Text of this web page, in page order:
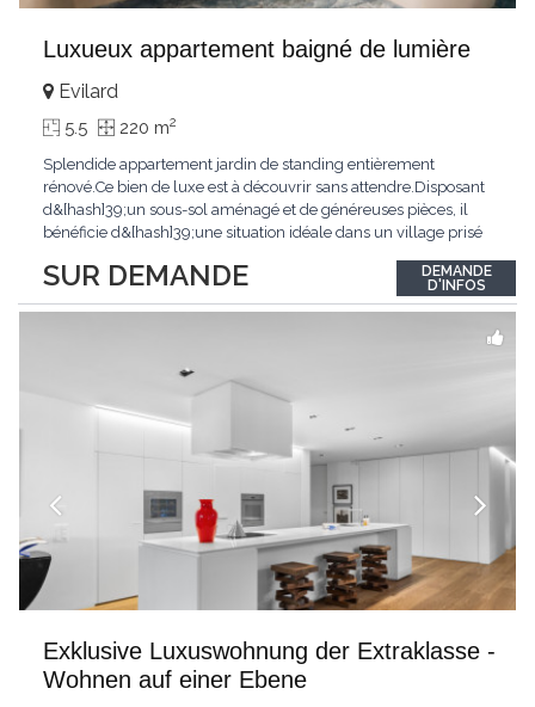
Luxueux appartement baigné de lumière
SUR DEMANDE
Evilard
5.5 220 m2
Splendide appartement jardin de standing entièrement
rénové.Ce bien de luxe est à découvrir sans attendre.Disposant
d&[hash]39;un sous-sol aménagé et de généreuses pièces, il
bénéficie d&[hash]39;une situation idéale dans un village prisé
luminosité hors du commun tout au long de la journée.Points
forts:4 grandes chambresUn...
DEMANDE
D'INFOS
Exklusive Luxuswohnung der Extraklasse -
Wohnen auf einer Ebene